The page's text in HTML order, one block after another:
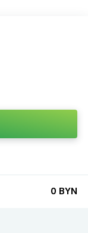
0 BYN